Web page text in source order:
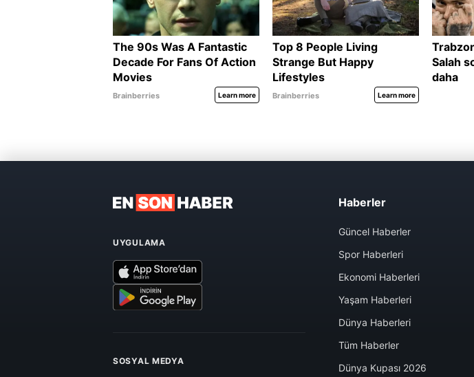
UYGULAMA
SOSYAL MEDYA
Haberler
Güncel Haberler
Spor Haberleri
Ekonomi Haberleri
Yaşam Haberleri
Dünya Haberleri
Tüm Haberler
Dünya Kupası 2026